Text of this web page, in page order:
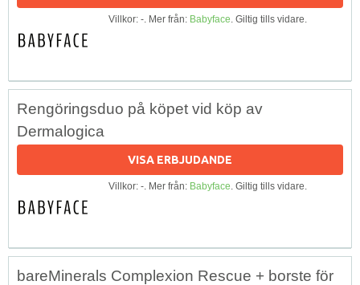
Villkor: -. Mer från: Babyface. Giltig tills vidare.
Rengöringsduo på köpet vid köp av
Dermalogica
VISA ERBJUDANDE
Villkor: -. Mer från: Babyface. Giltig tills vidare.
bareMinerals Complexion Rescue + borste för